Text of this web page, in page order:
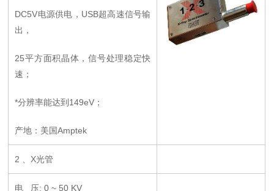
DC5V电源供电，USB超高速信号输
出，
25平方面积晶体，信号处理稳定快
速；
*分辨率能达到149eV；
产地：美国Amptek
2 、X光管
电 压: 0 ~ 50 KV